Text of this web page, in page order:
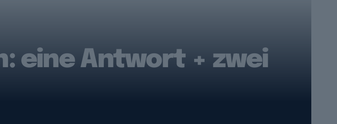
eine Antwort + zwei